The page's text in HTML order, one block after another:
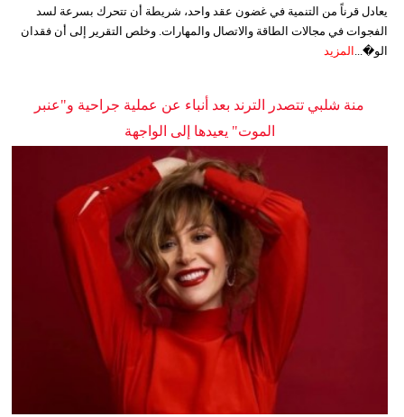
يعادل قرناً من التنمية في غضون عقد واحد، شريطة أن تتحرك بسرعة لسد
الفجوات في مجالات الطاقة والاتصال والمهارات. وخلص التقرير إلى أن فقدان
الو�... المزيد
منة شلبي تتصدر الترند بعد أنباء عن عملية جراحية و"عنبر
الموت" يعيدها إلى الواجهة